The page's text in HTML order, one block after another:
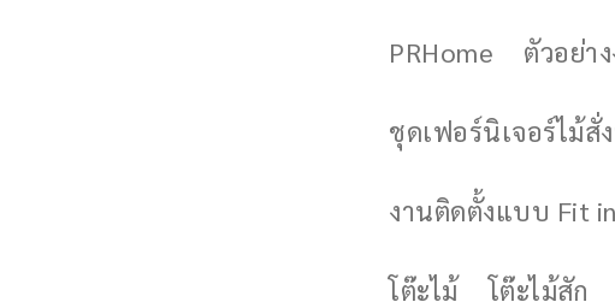
PRHome ตัวอย่า
ชุดเฟอร์นิเจอร์ไม้สั่
งานติดตั้งแบบ Fit
โต๊ะไม้ โต๊ะไม้สัก